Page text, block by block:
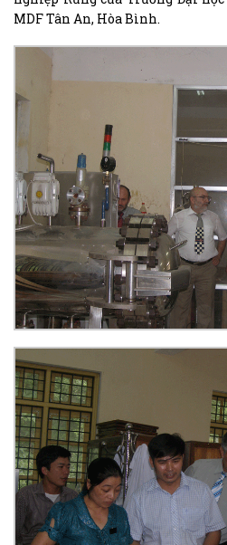
MDF Tân An, Hòa Bình.